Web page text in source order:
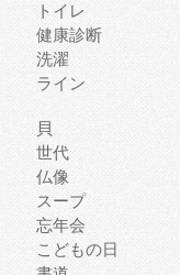
トイレ
健康診断
洗濯
ライン
貝
世代
仏像
スープ
忘年会
こどもの日